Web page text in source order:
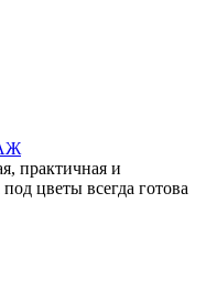
практичная и
цветы всегда готова